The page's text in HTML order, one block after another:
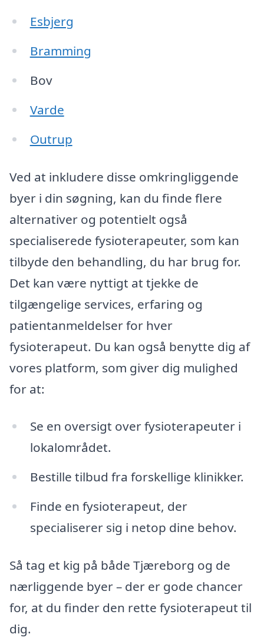
Esbjerg
Bramming
Bov
Varde
Outrup
Ved at inkludere disse omkringliggende
byer i din søgning, kan du finde flere
alternativer og potentielt også
specialiserede fysioterapeuter, som kan
tilbyde den behandling, du har brug for.
Det kan være nyttigt at tjekke de
tilgængelige services, erfaring og
patientanmeldelser for hver
fysioterapeut. Du kan også benytte dig af
vores platform, som giver dig mulighed
for at:
Se en oversigt over fysioterapeuter i
lokalområdet.
Bestille tilbud fra forskellige klinikker.
Finde en fysioterapeut, der
specialiserer sig i netop dine behov.
Så tag et kig på både Tjæreborg og de
nærliggende byer – der er gode chancer
for, at du finder den rette fysioterapeut til
dig.